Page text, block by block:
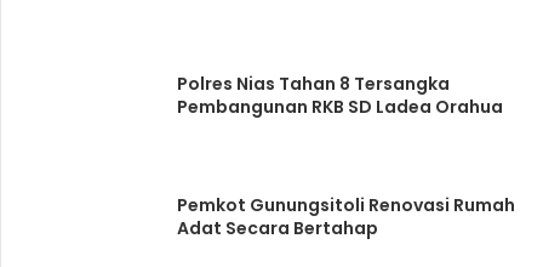
Polres Nias Tahan 8 Tersangka
Pembangunan RKB SD Ladea Orahua
Pemkot Gunungsitoli Renovasi Rumah
Adat Secara Bertahap